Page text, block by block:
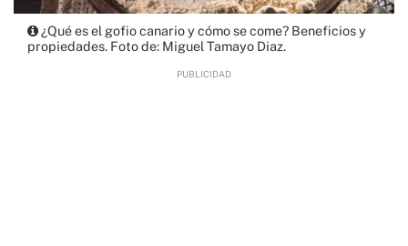
¿Qué es el gofio canario y cómo se come? Beneficios y
propiedades. Foto de: Miguel Tamayo Diaz.